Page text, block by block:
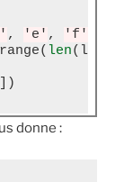
, 'e' , 'f'
len
donne :